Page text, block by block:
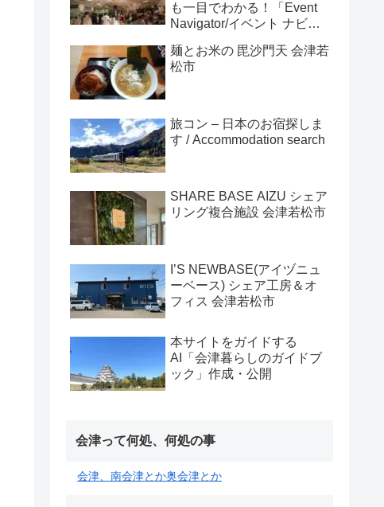
も一目でわかる！「Event
Navigator/イベント ナビゲ
麺とお米の 毘沙門天 会津若
松市
旅コン – 日本のお宿探しま
す / Accommodation search
SHARE BASE AIZU シェア
リング複合施設 会津若松市
I’S NEWBASE(アイヅニュ
ーベース) シェア工房＆オ
フィス 会津若松市
本サイトをガイドする
AI「会津暮らしのガイドブ
ック」作成・公開
会津って何処、何処の事
会津、南会津とか奥会津とか